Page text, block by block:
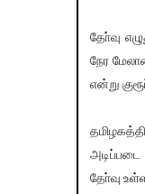
தோ்வு
நேர
என்று
அடிப்படை
தோ்வு